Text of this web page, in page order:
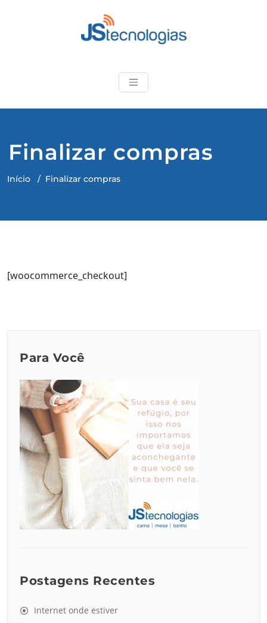
JStecnologias
Finalizar compras
Início / Finalizar compras
[woocommerce_checkout]
Para Você
Postagens Recentes
Internet onde estiver